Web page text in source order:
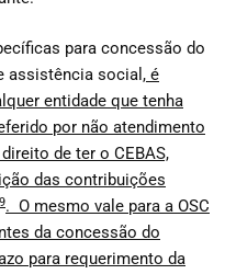
para concessão do
assistência social, é
entidade que tenha
por não atendimento
de ter o CEBAS,
das contribuições
. O mesmo vale para a OSC
da concessão do
para requerimento da